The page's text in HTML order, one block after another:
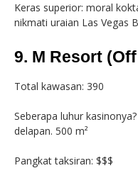
Keras superior: moral
nikmati uraian Las Vegas
9. M Resort
Total kawasan: 390
Seberapa luhur
delapan. 500 m²
Pangkat taksiran: $$$